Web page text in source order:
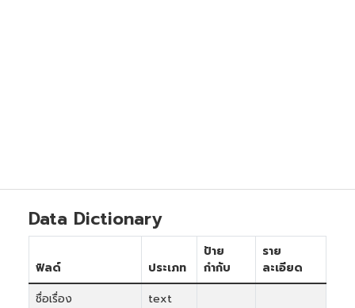
Data Dictionary
ฟิลด์ ประเภท
ป้าย
กำกับ
ราย
ละเอียด
ชื่อเรื่อง
text